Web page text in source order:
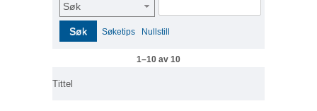
Søk
Søk Søketips Nullstill
1–10 av 10
Tittel